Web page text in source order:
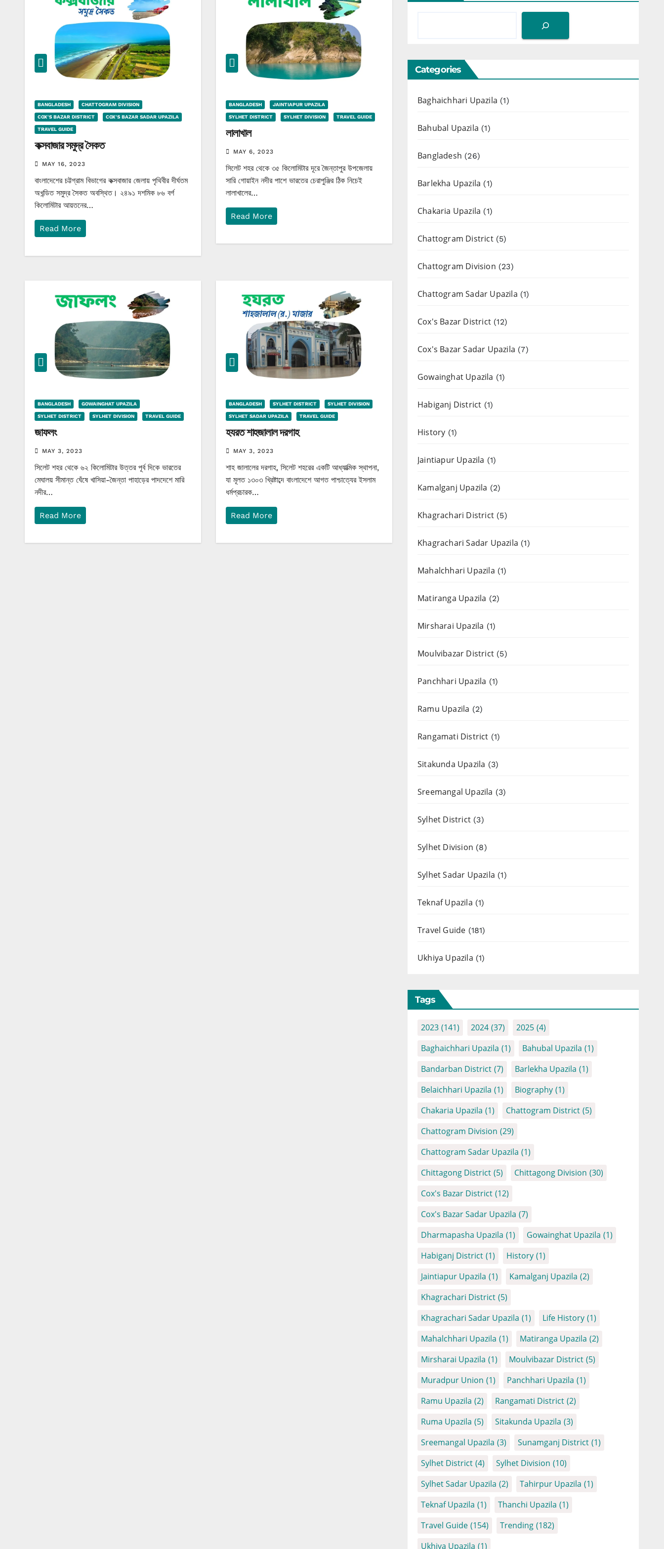
BANGLADESH CHATTOGRAM DIVISION
COX'S BAZAR DISTRICT COX'S BAZAR SADAR UPAZILA
TRAVEL GUIDE
কক্সবাজার সমুদ্র সৈকত
MAY 16, 2023
বাংলাদেশের চট্টগ্রাম বিভাগের কক্সবাজার জেলায় পৃথিবীর দীর্ঘতম
অখন্ডিত সমুদ্র সৈকত অবস্থিত। ২৪৯১ দশমিক ৮৬ বর্গ
কিলোমিটার আয়তনের…
Read More
BANGLADESH JAINTIAPUR UPAZILA
SYLHET DISTRICT SYLHET DIVISION TRAVEL GUIDE
লালাখাল
MAY 6, 2023
সিলেট শহর থেকে ৩৫ কিলোমিটার দূরে জৈন্তাপুর উপজেলায়
সারি গোয়াইন নদীর পাশে ভারতের চেরাপুঞ্জির ঠিক নিচেই
লালাখালের…
Read More
BANGLADESH GOWAINGHAT UPAZILA
SYLHET DISTRICT SYLHET DIVISION TRAVEL GUIDE
জাফলং
MAY 3, 2023
সিলেট শহর থেকে ৬২ কিলোমিটার উত্তর পূর্ব দিকে ভারতের
মেঘালয় সীমান্ত ঘেঁষে খাসিয়া-জৈন্তা পাহাড়ের পাদদেশে মারি
নদীর…
Read More
BANGLADESH SYLHET DISTRICT SYLHET DIVISION
SYLHET SADAR UPAZILA TRAVEL GUIDE
হযরত শাহজালাল দরগাহ
MAY 3, 2023
শাহ জালালের দরগাহ, সিলেট শহরের একটি আধ্যাত্মিক স্থাপনা,
যা মূলত ১৩০৩ খ্রিষ্টাব্দে বাংলাদেশে আগত পাশ্চাত্যের ইসলাম
ধর্মপ্রচারক…
Read More
Categories
Baghaichhari Upazila (1)
Bahubal Upazila (1)
Bangladesh (26)
Barlekha Upazila (1)
Chakaria Upazila (1)
Chattogram District(5)
Chattogram Division (23)
Chattogram Sadar Upazila (1)
Cox's Bazar District (12)
Cox's Bazar Sadar Upazila (7)
Gowainghat Upazila (1)
Habiganj District (1)
History (1)
Jaintiapur Upazila (1)
Kamalganj Upazila (2)
Khagrachari District (5)
Khagrachari Sadar Upazila (1)
Mahalchhari Upazila (1)
Matiranga Upazila (2)
Mirsharai Upazila (1)
Moulvibazar District (5)
Panchhari Upazila (1)
Ramu Upazila (2)
Rangamati District (1)
Sitakunda Upazila (3)
Sreemangal Upazila (3)
Sylhet District (3)
Sylhet Division (8)
Sylhet Sadar Upazila (1)
Teknaf Upazila (1)
Travel Guide (181)
Ukhiya Upazila (1)
Tags
2023 (141) 2024 (37) 2025 (4)
Baghaichhari Upazila (1) Bahubal Upazila (1)
Bandarban District (7) Barlekha Upazila (1)
Belaichhari Upazila (1) Biography (1)
Chakaria Upazila (1) Chattogram District (5)
Chattogram Division (29)
Chattogram Sadar Upazila (1)
Chittagong District (5) Chittagong Division (30)
Cox's Bazar District (12)
Cox's Bazar Sadar Upazila (7)
Dharmapasha Upazila (1) Gowainghat Upazila (1)
Habiganj District (1) History (1)
Jaintiapur Upazila (1) Kamalganj Upazila (2)
Khagrachari District (5)
Khagrachari Sadar Upazila (1) Life History (1)
Mahalchhari Upazila (1) Matiranga Upazila (2)
Mirsharai Upazila (1) Moulvibazar District (5)
Muradpur Union (1) Panchhari Upazila (1)
Ramu Upazila (2) Rangamati District (2)
Ruma Upazila (5) Sitakunda Upazila (3)
Sreemangal Upazila (3) Sunamganj District (1)
Sylhet District (4) Sylhet Division (10)
Sylhet Sadar Upazila (2) Tahirpur Upazila (1)
Teknaf Upazila (1) Thanchi Upazila (1)
Travel Guide (154) Trending (182)
Ukhiya Upazila (1)